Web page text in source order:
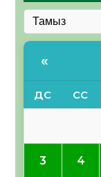
«
ДС СС
3 4